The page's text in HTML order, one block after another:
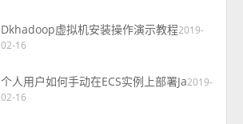
Dkhadoop虚拟机安装操作演示教程2019-
02-16
个人用户如何手动在ECS实例上部署Ja2019-
02-16